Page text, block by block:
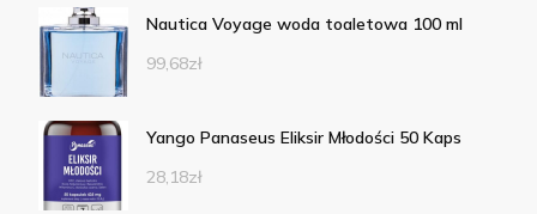
Nautica Voyage woda toaletowa 100 ml
99,68zł
Yango Panaseus Eliksir Młodości 50 Kaps
28,18zł